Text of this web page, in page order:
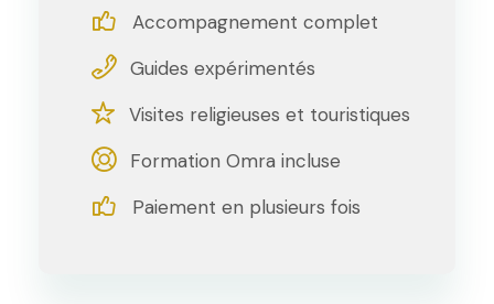
Accompagnement complet
Guides expérimentés
Visites religieuses et touristiques
Formation Omra incluse
Paiement en plusieurs fois